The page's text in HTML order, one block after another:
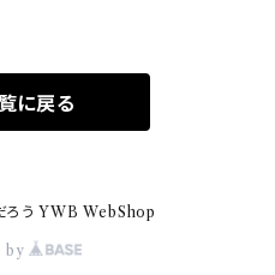
に戻る
ろう YWB WebShop
by